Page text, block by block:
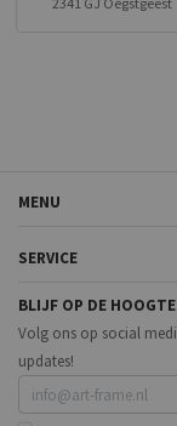
MENU
SERVICE
BLIJF OP DE HOOGTE
Volg ons op social
updates!